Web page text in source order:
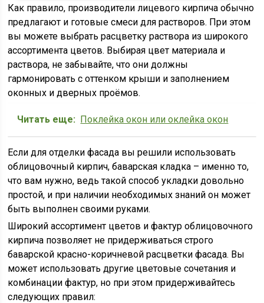
Как правило, производители лицевого кирпича обычно
предлагают и готовые смеси для растворов. При этом
вы можете выбрать расцветку раствора из широкого
ассортимента цветов. Выбирая цвет материала и
раствора, не забывайте, что они должны
гармонировать с оттенком крыши и заполнением
оконных и дверных проёмов.
Читать еще: Поклейка окон или оклейка окон
Если для отделки фасада вы решили использовать
облицовочный кирпич, баварская кладка – именно то,
что вам нужно, ведь такой способ укладки довольно
простой, и при наличии необходимых знаний он может
быть выполнен своими руками.
Широкий ассортимент цветов и фактур облицовочного
кирпича позволяет не придерживаться строго
баварской красно-коричневой расцветки фасада. Вы
может использовать другие цветовые сочетания и
комбинации фактур, но при этом придерживайтесь
следующих правил: